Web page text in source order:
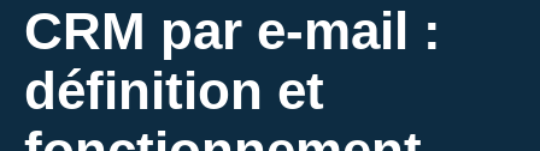
CRM par e-mail :
définition et